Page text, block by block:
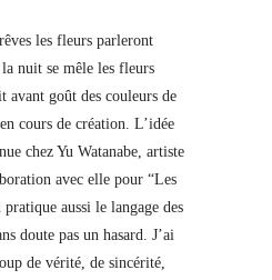
les fleurs parleront
nuit se mêle les fleurs
avant goût des couleurs de
cours de création. L’idée
chez Yu Watanabe, artiste
avec elle pour “Les
aussi le langage des
doute pas un hasard. J’ai
de vérité, de sincérité,